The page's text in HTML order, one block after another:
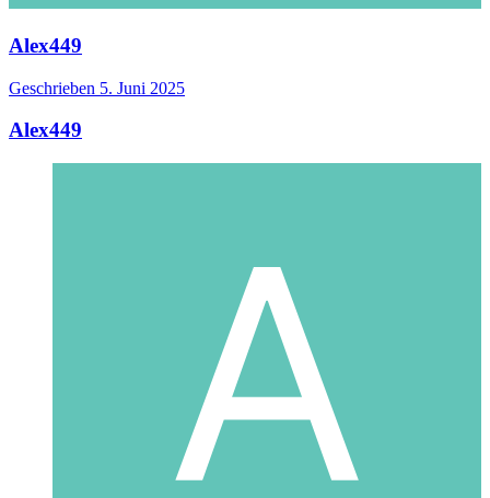
Alex449
Geschrieben 5. Juni 2025
Alex449